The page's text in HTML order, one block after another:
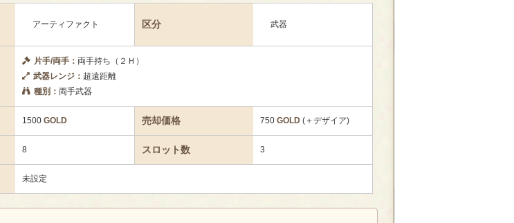
アーティファクト 区分 武器
片手/両手： 両手持ち（２Ｈ）
武器レンジ： 超遠距離
種別： 両手武器
1500 GOLD 売却価格 750 GOLD(＋デザイア)
8 スロット数 3
未設定